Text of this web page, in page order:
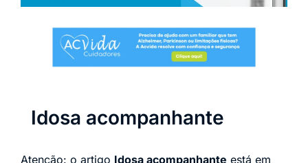
Idosa acompanhante
Atenção: o artigo Idosa acompanhante está em